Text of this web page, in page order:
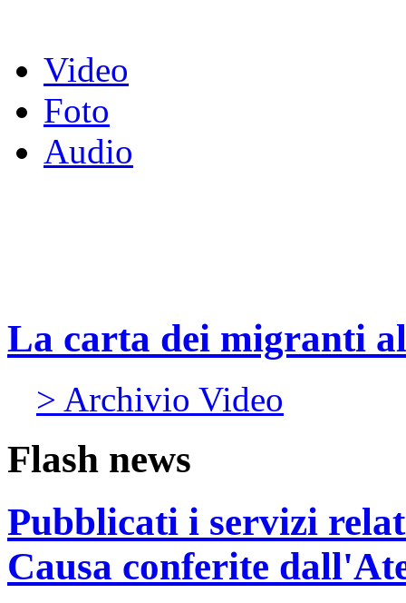
Video
Foto
Audio
La carta dei migranti
> Archivio Video
Flash news
Pubblicati i servizi
Causa conferite